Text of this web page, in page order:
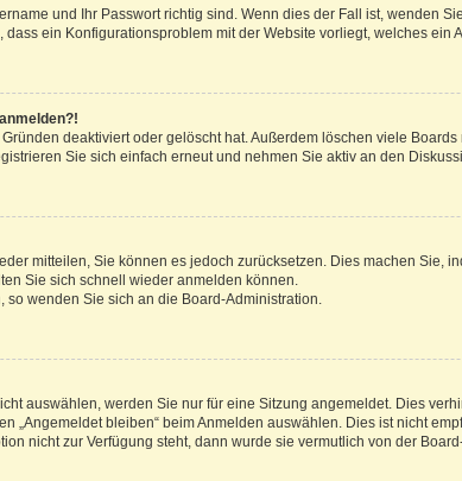
und Ihr Passwort richtig sind. Wenn dies der Fall ist, wenden
ein Konfigurationsproblem mit der Website vorliegt, welches ein
deaktiviert oder gelöscht hat. Außerdem löschen viele
Sie sich einfach erneut und nehmen Sie aktiv an den
mitteilen, Sie können es jedoch zurücksetzen. Dies machen Sie,
Sie sich schnell wieder anmelden können.
so wenden Sie sich an die Board-Administration.
auswählen, werden Sie nur für eine Sitzung angemeldet. Dies
„Angemeldet bleiben“ beim Anmelden auswählen. Dies ist nicht
nicht zur Verfügung steht, dann wurde sie vermutlich von der